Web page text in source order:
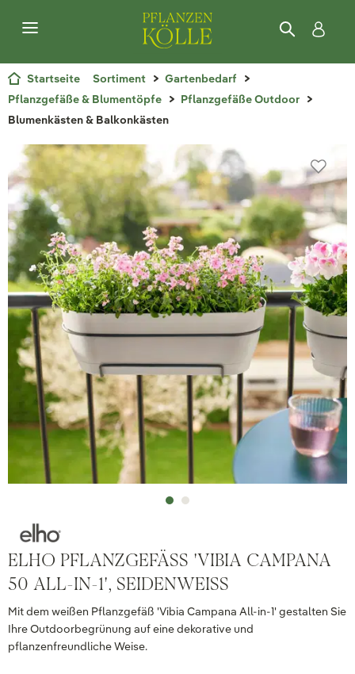
Startseite Sortiment
Gartenbedarf
Pflanzgefäße & Blumentöpfe
Pflanzgefäße Outdoor
Blumenkästen & Balkonkästen
ELHO PFLANZGEFÄSS 'VIBIA CAMPANA 5
0 ALL-IN-1', SEIDENWEISS
Mit dem weißen Pflanzgefäß 'Vibia Campana All-in-1' gestalten Sie
Ihre Outdoorbegrünung auf eine dekorative und
pflanzenfreundliche Weise.